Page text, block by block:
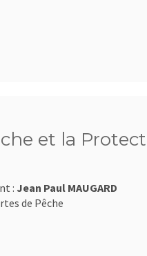
et la
: Jean Paul MAUGARD
de Pêche